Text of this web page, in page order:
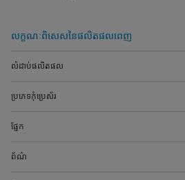
លក្ខណៈពិសេសនៃផលិតផលពេញ
លំដាប់ផលិតផល
ប្រភេទកុំប្រេស័រ
ផ្នែក
ព័ណ៌